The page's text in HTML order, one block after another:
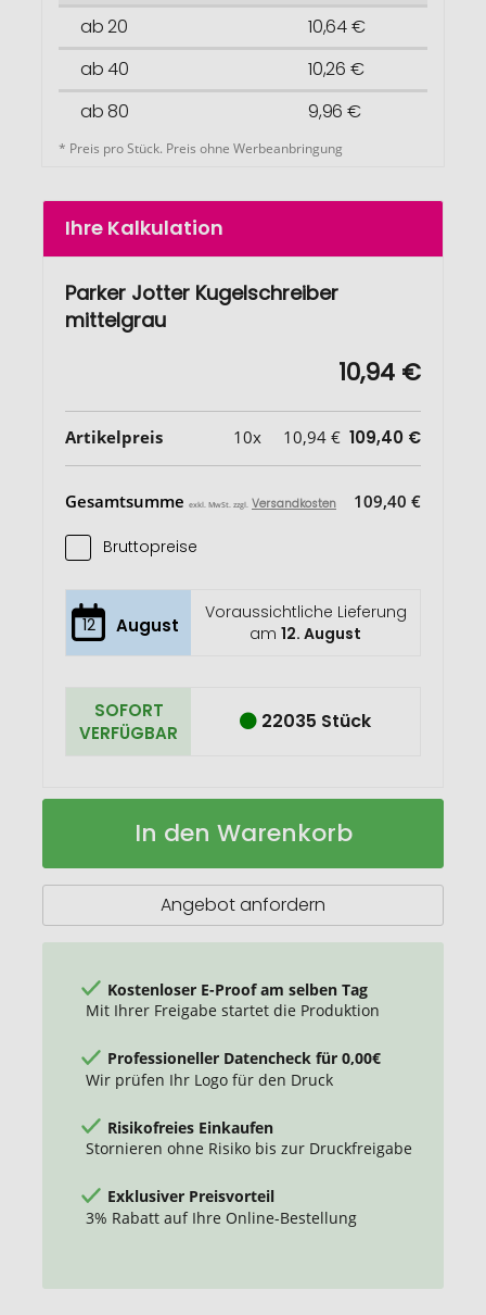
ab 20
10,64 €
ab 40
10,26 €
ab 80
9,96 €
* Preis pro Stück. Preis ohne Werbeanbringung
Ihre Kalkulation
Parker Jotter Kugelschreiber
mittelgrau
10,94 €
Artikelpreis 10x 10,94 € 109,40 €
Gesamtsumme exkl. MwSt. zzgl. Versandkosten 109,40 €
Bruttopreise
12 August
Voraussichtliche Lieferung
am12. August
SOFORT
VERFÜGBAR
22035 Stück
Parker
Auf
In den Warenkorb
Angebot anfordern
Kostenloser E-Proof am selben Tag
Mit Ihrer Freigabe startet die Produktion
Professioneller Datencheck für 0,00€
Wir prüfen Ihr Logo für den Druck
Risikofreies Einkaufen
Stornieren ohne Risiko bis zur Druckfreigabe
Exklusiver Preisvorteil
3% Rabatt auf Ihre Online-Bestellung